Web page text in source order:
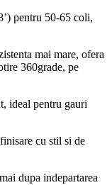
pentru 50-65 coli,
mai mare, ofera
360grade, pe
ideal pentru gauri
cu stil si de
dupa indepartarea